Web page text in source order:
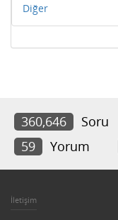
Diğer
360,646 Soru
59
Yorum
İletişim